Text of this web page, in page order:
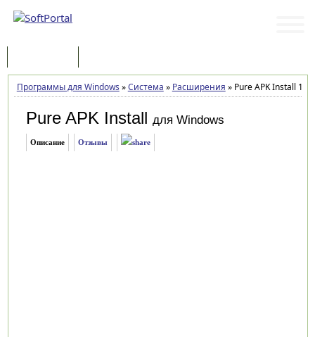
Программы для Windows »Система » Расширения »Pure APK Install
Pure APK Install для Windows
Описание Отзывы